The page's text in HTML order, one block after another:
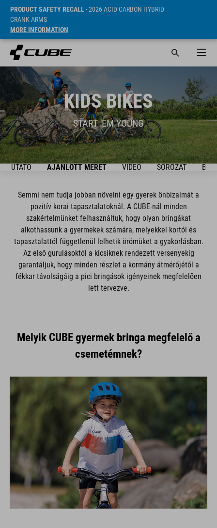
PRODUCT SAFETY RECALL- 2026 ACID CARBON HYBRID
CRANK ARMS
MORE INFORMATION
KIDS BIKES
START 'EM YOUNG
AJÁNLOTT MÉRET VIDEO SOROZAT
Semmi nem tudja jobban növelni egy gyerek önbizalmát a
pozitív korai tapasztalatoknál. A CUBE-nál minden
szakértelmünket felhasználtuk, hogy olyan bringákat
alkothassunk a gyermekek számára, melyekkel kortól és
tapasztalattól függetlenül lelhetik örömüket a gyakorlásban.
Az első gurulásoktól a kicsiknek rendezett versenyekig
garantáljuk, hogy minden részlet a kormány átmérőjétől a
fékkar távolságáig a pici bringások igényeinek megfelelően
lett tervezve.
Melyik CUBE gyermek bringa megfelelő a
csemetémnek?